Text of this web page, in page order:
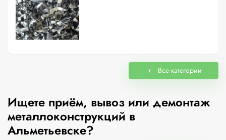
Все категории
Ищете приём, вывоз или демонтаж
металлоконструкций в
Альметьевске?